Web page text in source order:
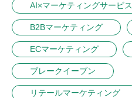
AI×マーケティングサービス
B2Bマーケティング
ECマーケティング
ブレークイーブン
リテールマーケティング